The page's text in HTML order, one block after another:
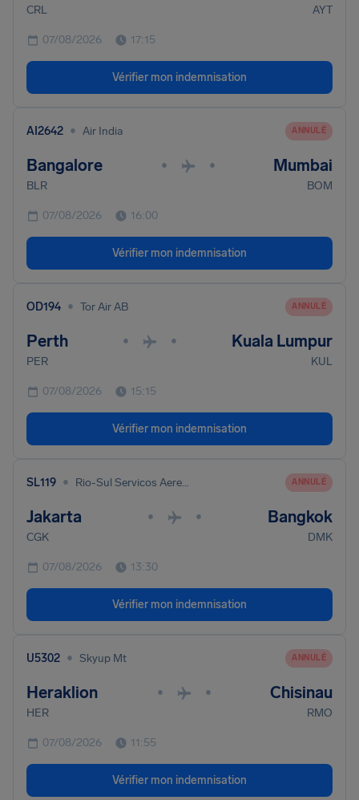
CRL AYT
07/08/2026 17:15
Vérifier mon indemnisation
AI2642 • Air India ANNULÉ
Bangalore • • Mumbai
BLR BOM
07/08/2026 16:00
Vérifier mon indemnisation
OD194 • Tor Air AB ANNULÉ
Perth • • Kuala Lumpur
PER KUL
07/08/2026 15:15
Vérifier mon indemnisation
SL119 • Rio-Sul Servicos Aereos Regionais ANNULÉ
Jakarta • • Bangkok
CGK DMK
07/08/2026 13:30
Vérifier mon indemnisation
U5302 • Skyup Mt ANNULÉ
Heraklion • • Chisinau
HER RMO
07/08/2026 11:55
Vérifier mon indemnisation